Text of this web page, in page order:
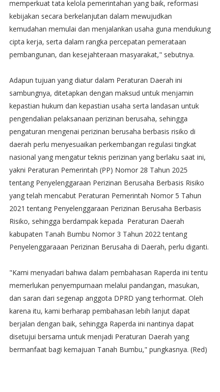
memperkuat tata kelola pemerintahan yang baik, reformasi
kebijakan secara berkelanjutan dalam mewujudkan
kemudahan memulai dan menjalankan usaha guna mendukung
cipta kerja, serta dalam rangka percepatan pemerataan
pembangunan, dan kesejahteraan masyarakat," sebutnya.
Adapun tujuan yang diatur dalam Peraturan Daerah ini
sambungnya, ditetapkan dengan maksud untuk menjamin
kepastian hukum dan kepastian usaha serta landasan untuk
pengendalian pelaksanaan perizinan berusaha, sehingga
pengaturan mengenai perizinan berusaha berbasis risiko di
daerah perlu menyesuaikan perkembangan regulasi tingkat
nasional yang mengatur teknis perizinan yang berlaku saat ini,
yakni Peraturan Pemerintah (PP) Nomor 28 Tahun 2025
tentang Penyelenggaraan Perizinan Berusaha Berbasis Risiko
yang telah mencabut Peraturan Pemerintah Nomor 5 Tahun
2021 tentang Penyelenggaraan Perizinan Berusaha Berbasis
Risiko, sehingga berdampak kepada Peraturan Daerah
kabupaten Tanah Bumbu Nomor 3 Tahun 2022 tentang
Penyelenggaraaan Perizinan Berusaha di Daerah, perlu diganti.
"Kami menyadari bahwa dalam pembahasan Raperda ini tentu
memerlukan penyempurnaan melalui pandangan, masukan,
dan saran dari segenap anggota DPRD yang terhormat. Oleh
karena itu, kami berharap pembahasan lebih lanjut dapat
berjalan dengan baik, sehingga Raperda ini nantinya dapat
disetujui bersama untuk menjadi Peraturan Daerah yang
bermanfaat bagi kemajuan Tanah Bumbu," pungkasnya. (Red)